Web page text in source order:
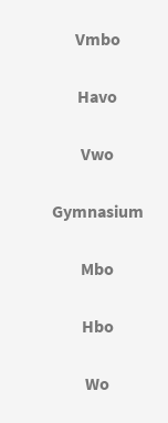
Vmbo
Havo
Vwo
Gymnasium
Mbo
Hbo
Wo